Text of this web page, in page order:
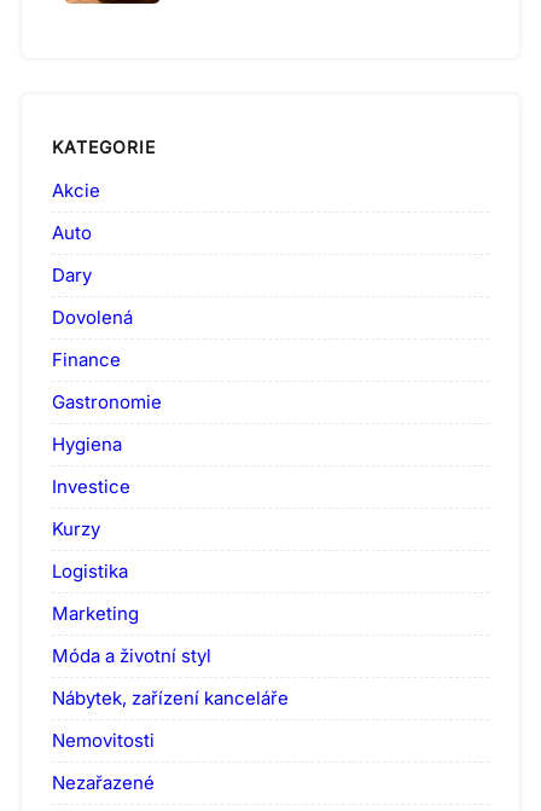
KATEGORIE
Akcie
Auto
Dary
Dovolená
Finance
Gastronomie
Hygiena
Investice
Kurzy
Logistika
Marketing
Móda a životní styl
Nábytek, zařízení kanceláře
Nemovitosti
Nezařazené